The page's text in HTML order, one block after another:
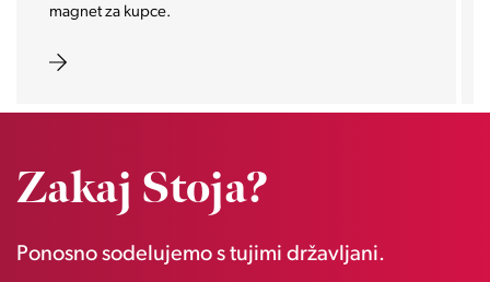
magnet za kupce.
Zakaj Stoja?
Ponosno sodelujemo s tujimi državljani.